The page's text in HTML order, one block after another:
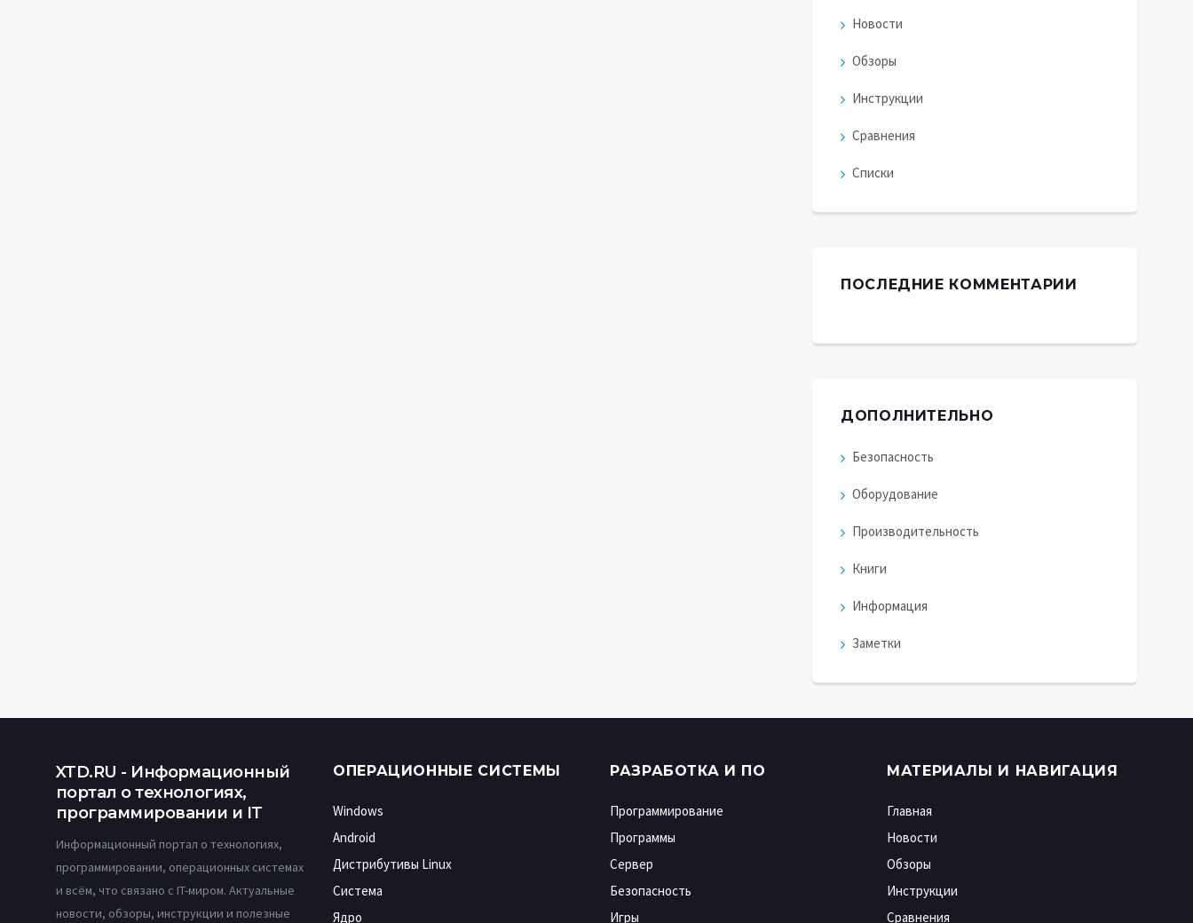
Новости
Обзоры
Инструкции
Сравнения
Списки
ПОСЛЕДНИЕ КОММЕНТАРИИ
ДОПОЛНИТЕЛЬНО
Безопасность
Оборудование
Производительность
Книги
Информация
Заметки
XTD.RU - Информационный
портал о технологиях,
программировании и IT
Информационный портал о технологиях,
программировании, операционных системах
и всём, что связано с IT-миром. Актуальные
новости, обзоры, инструкции и полезные
ОПЕРАЦИОННЫЕ СИСТЕМЫ
Windows
Android
Дистрибутивы Linux
Система
Ядро
РАЗРАБОТКА И ПО
Программирование
Программы
Сервер
Безопасность
Игры
МАТЕРИАЛЫ И НАВИГАЦИЯ
Главная
Новости
Обзоры
Инструкции
Сравнения